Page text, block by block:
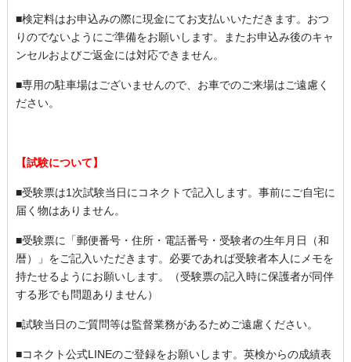
■検定料はお申込みの際に現金にてお支払いいただきます。おつ
りのでないようにご準備をお願いします。またお申込み後のキャ
ンセルおよびご返金には対応できません。
■専用の駐車場はございませんので、お車でのご来場はご遠慮く
ださい。
【試験について】
■受験票は1 次試験当日にコネクトで記入します。事前にご自宅に
届く物はありません。
■受験票に「郵便番号・住所・電話番号・受験者の生年月日（和
暦）」をご記入いただきます。必要であれば受験者本人にメモを
持たせるようにお願いします。（受験票の記入時に保護者が同伴
する形でも問題ありません）
■試験当日のご質問等は監督業務があるためご遠慮ください。
■コネクト公式LINEのご登録をお願いします。英検からの成績表